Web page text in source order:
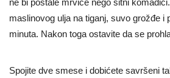
ne bi postale mrvice nego sitni
maslinovog ulja na tiganj, suvo grožđe i
minuta. Nakon toga ostavite da se
Spojite dve smese i dobićete savršeni